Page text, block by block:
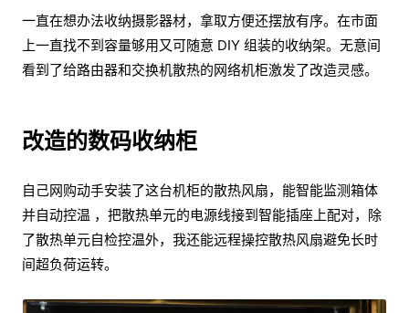
一直在想办法收纳摄影器材，拿取方便还摆放有序。在市面
上一直找不到容量够用又可随意 DIY 组装的收纳架。无意间
看到了给路由器和交换机散热的网络机柜激发了改造灵感。
改造的数码收纳柜
自己网购动手安装了这台机柜的散热风扇，能智能监测箱体
并自动控温 ，把散热单元的电源线接到智能插座上配对，除
了散热单元自检控温外，我还能远程操控散热风扇避免长时
间超负荷运转。